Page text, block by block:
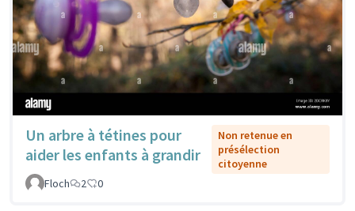
Un arbre à tétines pour
aider les enfants à grandir
Non retenue en
présélection
citoyenne
Floch
2 0